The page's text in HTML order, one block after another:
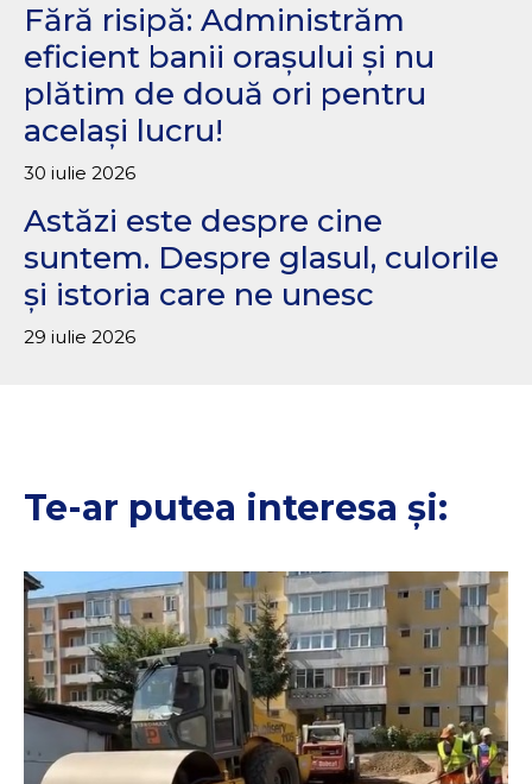
Fără risipă: Administrăm
eficient banii orașului și nu
plătim de două ori pentru
același lucru!
30 iulie 2026
Astăzi este despre cine
suntem. Despre glasul, culorile
și istoria care ne unesc
29 iulie 2026
Te-ar putea interesa și: